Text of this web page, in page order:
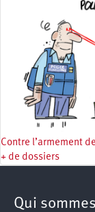
Contre l’armement
+ de dossiers
Qui